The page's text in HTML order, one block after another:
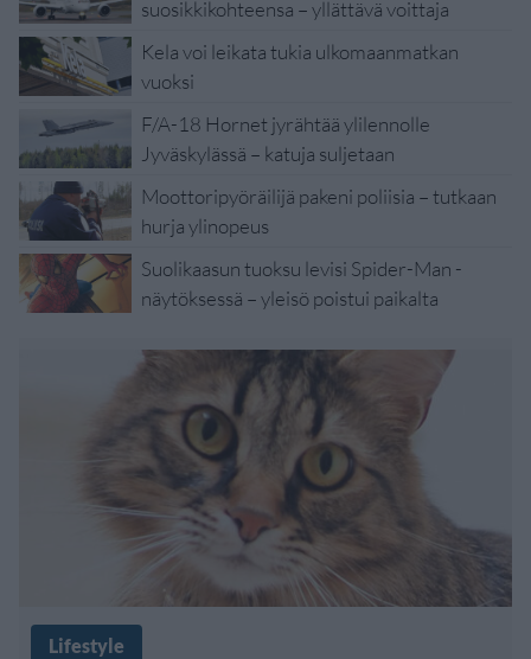
suosikkikohteensa – yllättävä voittaja
Kela voi leikata tukia ulkomaanmatkan
vuoksi
F/A-18 Hornet jyrähtää ylilennolle
Jyväskylässä – katuja suljetaan
Moottoripyöräilijä pakeni poliisia – tutkaan
hurja ylinopeus
Suolikaasun tuoksu levisi Spider-Man -
näytöksessä – yleisö poistui paikalta
Lifestyle